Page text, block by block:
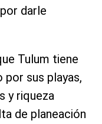
darle
Tulum tiene
sus playas,
y riqueza
de planeación